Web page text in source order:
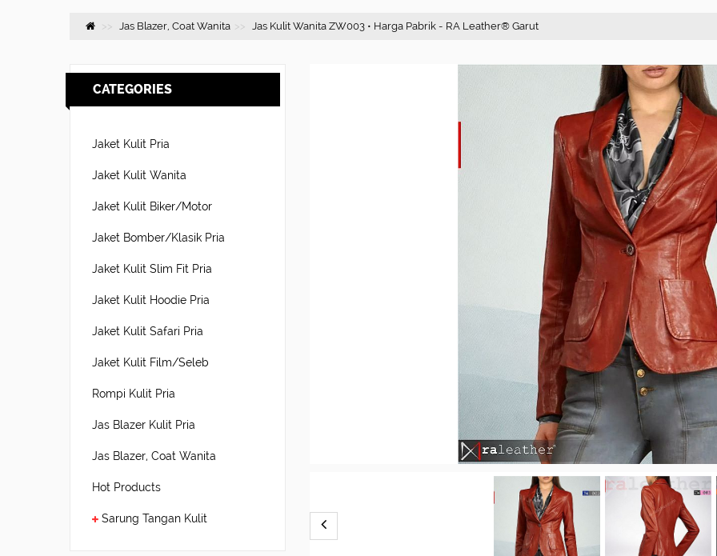
Jas Blazer, Coat Wanita Jas Kulit Wanita ZW003 • Harga Pabrik - RA Leather® Garut
CATEGORIES
Jaket Kulit Pria
Jaket Kulit Wanita
Jaket Kulit Biker/Motor
Jaket Bomber/Klasik Pria
Jaket Kulit Slim Fit Pria
Jaket Kulit Hoodie Pria
Jaket Kulit Safari Pria
Jaket Kulit Film/Seleb
Rompi Kulit Pria
Jas Blazer Kulit Pria
Jas Blazer, Coat Wanita
Hot Products
Sarung Tangan Kulit